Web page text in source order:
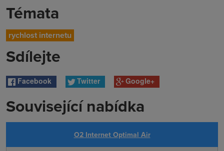
Témata
rychlost internetu
Sdílejte
Facebook Twitter Google+
Související nabídka
O2 Internet Optimal Air